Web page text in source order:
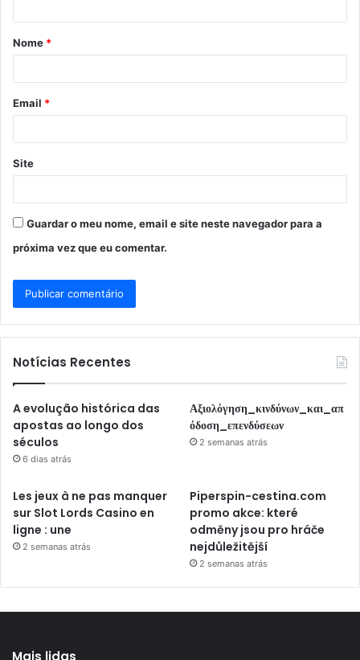
á
r
*
Nome *
Email *
Site
Guardar o meu nome, email e site neste navegador para a
próxima vez que eu comentar.
Notícias Recentes
A evolução histórica das
apostas ao longo dos
séculos
6 dias atrás
Αξιολόγηση_κινδύνων_και_απ
όδοση_επενδύσεων
2 semanas atrás
Les jeux à ne pas manquer
sur Slot Lords Casino en
ligne : une
2 semanas atrás
Piperspin-cestina.com
promo akce: které
odměny jsou pro hráče
nejdůležitější
2 semanas atrás